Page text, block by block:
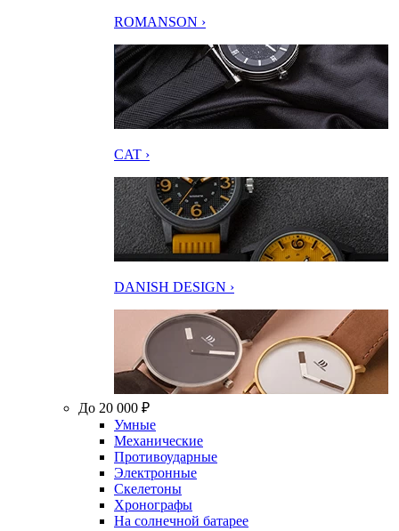
ROMANSON ›
CAT ›
DANISH DESIGN ›
До 20 000 ₽
Умные
Механические
Противоударные
Электронные
Скелетоны
Хронографы
На солнечной батарее